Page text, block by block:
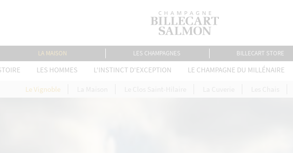
LA MAISON LES CHAMPAGNES BILLECART STORE
LES HOMMES L'INSTINCT D'EXCEPTION LE CHAMPAGNE DU MILLÉNAIRE
Le Vignoble